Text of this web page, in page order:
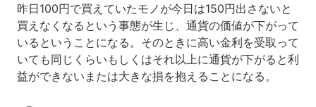
昨日100円で買えていたモノが今日は150円出さないと
買えなくなるという事態が生じ、通貨の価値が下がって
いるということになる。そのときに高い金利を受取って
いても同じくらいもしくはそれ以上に通貨が下がると利
益ができないまたは大きな損を抱えることになる。